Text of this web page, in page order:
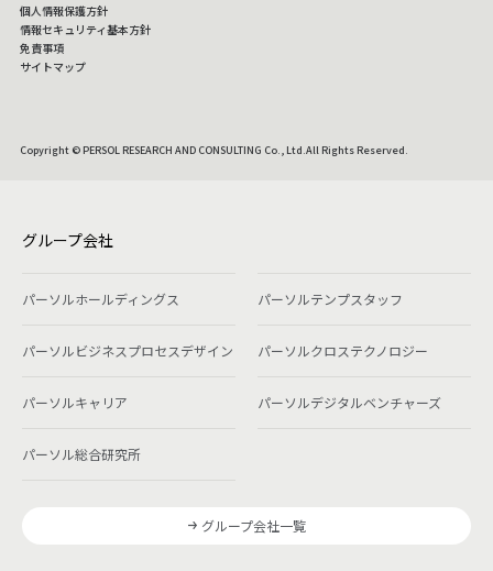
Copyright © PERSOL RESEARCH AND CONSULTING Co., Ltd.All Rights Reserved.
個人情報保護方針
情報セキュリティ基本方針
免責事項
サイトマップ
グループ会社
パーソルホールディングス パーソルテンプスタッフ
パーソルビジネスプロセスデザイン パーソルクロステクノロジー
パーソルキャリア パーソルデジタルベンチャーズ
パーソル総合研究所
グループ会社一覧